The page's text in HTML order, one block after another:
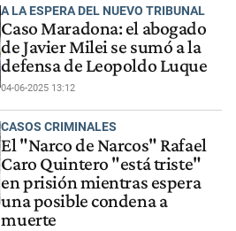
A LA ESPERA DEL NUEVO TRIBUNAL
Caso Maradona: el abogado
de Javier Milei se sumó a la
defensa de Leopoldo Luque
04-06-2025 13:12
CASOS CRIMINALES
El "Narco de Narcos" Rafael
Caro Quintero "está triste"
en prisión mientras espera
una posible condena a
muerte